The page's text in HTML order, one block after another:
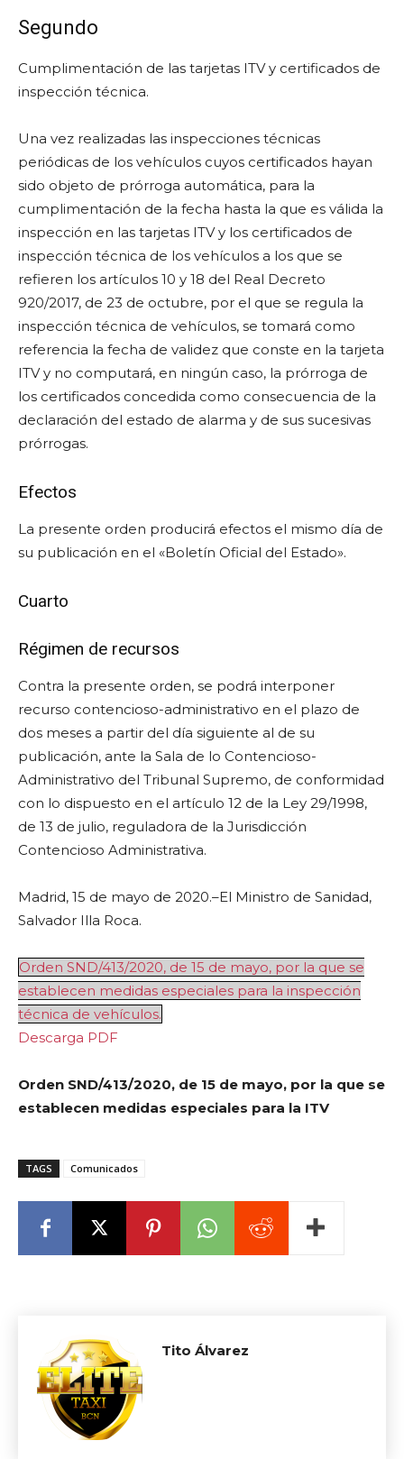
Segundo
Cumplimentación de las tarjetas ITV y certificados de
inspección técnica.
Una vez realizadas las inspecciones técnicas
periódicas de los vehículos cuyos certificados hayan
sido objeto de prórroga automática, para la
cumplimentación de la fecha hasta la que es válida la
inspección en las tarjetas ITV y los certificados de
inspección técnica de los vehículos a los que se
refieren los artículos 10 y 18 del Real Decreto
920/2017, de 23 de octubre, por el que se regula la
inspección técnica de vehículos, se tomará como
referencia la fecha de validez que conste en la tarjeta
ITV y no computará, en ningún caso, la prórroga de
los certificados concedida como consecuencia de la
declaración del estado de alarma y de sus sucesivas
prórrogas.
Efectos
La presente orden producirá efectos el mismo día de
su publicación en el «Boletín Oficial del Estado».
Cuarto
Régimen de recursos
Contra la presente orden, se podrá interponer
recurso contencioso-administrativo en el plazo de
dos meses a partir del día siguiente al de su
publicación, ante la Sala de lo Contencioso-
Administrativo del Tribunal Supremo, de conformidad
con lo dispuesto en el artículo 12 de la Ley 29/1998,
de 13 de julio, reguladora de la Jurisdicción
Contencioso Administrativa.
Madrid, 15 de mayo de 2020.–El Ministro de Sanidad,
Salvador Illa Roca.
Orden SND/413/2020, de 15 de mayo, por la que se
establecen medidas especiales para la inspección
técnica de vehículos.
Descarga PDF
Orden SND/413/2020, de 15 de mayo, por la que se
establecen medidas especiales para la ITV
TAGS Comunicados
Tito Álvarez